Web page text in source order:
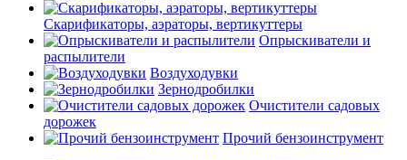
Скарификаторы, аэраторы, вертикуттеры
Опрыскиватели и
распылители
Воздуходувки
Зернодробилки
Очистители садовых
дорожек
Прочий бензоинструмент